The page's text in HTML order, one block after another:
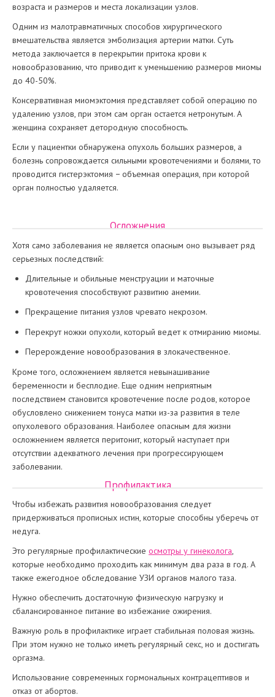
возраста и размеров и места локализации узлов.
Одним из малотравматичных способов хирургического
вмешательства является эмболизация артерии матки. Суть
метода заключается в перекрытии притока крови к
новообразованию, что приводит к уменьшению размеров миомы
до 40-50%.
Консервативная миомэктомия представляет собой операцию по
удалению узлов, при этом сам орган остается нетронутым. А
женщина сохраняет детородную способность.
Если у пациентки обнаружена опухоль больших размеров, а
болезнь сопровождается сильными кровотечениями и болями, то
проводится гистерэктомия − объемная операция, при которой
орган полностью удаляется.
Осложнения
Хотя само заболевания не является опасным оно вызывает ряд
серьезных последствий:
Длительные и обильные менструации и маточные
кровотечения способствуют развитию анемии.
Прекращение питания узлов чревато некрозом.
Перекрут ножки опухоли, который ведет к отмиранию миомы.
Перерождение новообразования в злокачественное.
Кроме того, осложнением является невынашивание
беременности и бесплодие. Еще одним неприятным
последствием становится кровотечение после родов, которое
обусловлено снижением тонуса матки из-за развития в теле
опухолевого образования. Наиболее опасным для жизни
осложнением является перитонит, который наступает при
отсутствии адекватного лечения при прогрессирующем
заболевании.
Профилактика
Чтобы избежать развития новообразования следует
придерживаться прописных истин, которые способны уберечь от
недуга.
Это регулярные профилактические осмотры у гинеколога,
которые необходимо проходить как минимум два раза в год. А
также ежегодное обследование УЗИ органов малого таза.
Нужно обеспечить достаточную физическую нагрузку и
сбалансированное питание во избежание ожирения.
Важную роль в профилактике играет стабильная половая жизнь.
При этом нужно не только иметь регулярный секс, но и достигать
оргазма.
Использование современных гормональных контрацептивов и
отказ от абортов.